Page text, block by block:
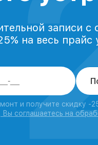
записи с
на весь прайс
и получите скидку -
Вы соглашаетесь на